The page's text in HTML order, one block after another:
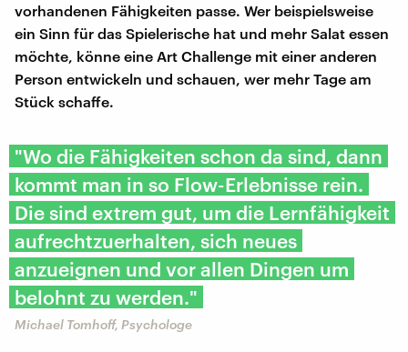
vorhandenen Fähigkeiten passe. Wer beispielsweise
ein Sinn für das Spielerische hat und mehr Salat essen
möchte, könne eine Art Challenge mit einer anderen
Person entwickeln und schauen, wer mehr Tage am
Stück schaffe.
"Wo die Fähigkeiten schon da sind, dann
kommt man in so Flow-Erlebnisse rein.
Die sind extrem gut, um die Lernfähigkeit
aufrechtzuerhalten, sich neues
anzueignen und vor allen Dingen um
belohnt zu werden."
Michael Tomhoff, Psychologe